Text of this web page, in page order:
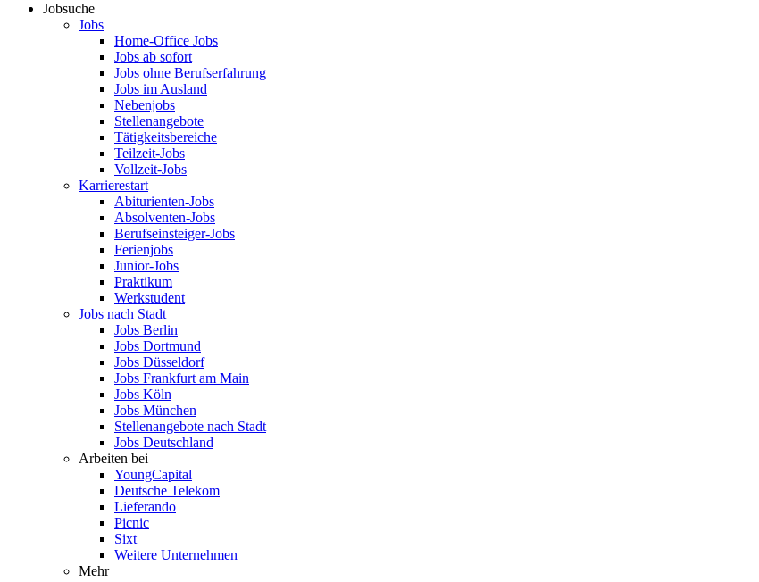
Jobsuche
Jobs
Home-Office Jobs
Jobs ab sofort
Jobs ohne Berufserfahrung
Jobs im Ausland
Nebenjobs
Stellenangebote
Tätigkeitsbereiche
Teilzeit-Jobs
Vollzeit-Jobs
Karrierestart
Abiturienten-Jobs
Absolventen-Jobs
Berufseinsteiger-Jobs
Ferienjobs
Junior-Jobs
Praktikum
Werkstudent
Jobs nach Stadt
Jobs Berlin
Jobs Dortmund
Jobs Düsseldorf
Jobs Frankfurt am Main
Jobs Köln
Jobs München
Stellenangebote nach Stadt
Jobs Deutschland
Arbeiten bei
YoungCapital
Deutsche Telekom
Lieferando
Picnic
Sixt
Weitere Unternehmen
Mehr